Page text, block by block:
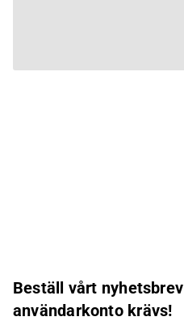
Beställ vårt
användarkonto krävs!